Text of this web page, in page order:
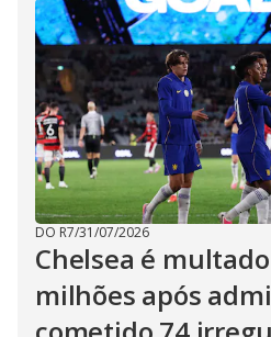
DO R7/31/07/2026
Chelsea é
milhões após